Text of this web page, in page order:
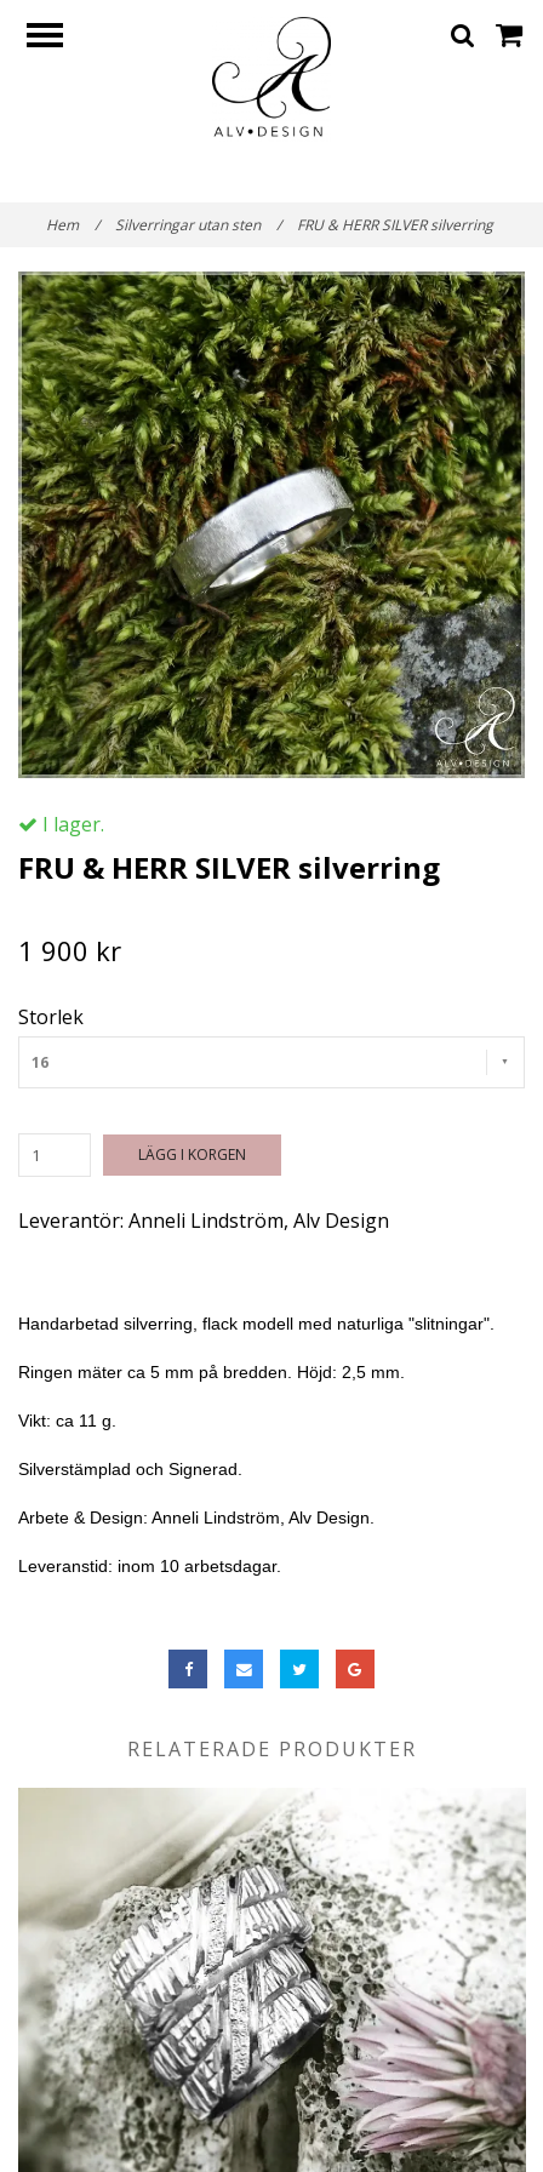
Hem / Silverringar utan sten / FRU & HERR SILVER silverring
I lager.
FRU & HERR SILVER silverring
1 900 kr
Storlek
16
LÄGG I KORGEN
Leverantör: Anneli Lindström, Alv Design
Handarbetad silverring, flack modell med naturliga "slitningar".
Ringen mäter ca 5 mm på bredden. Höjd: 2,5 mm.
Vikt: ca 11 g.
Silverstämplad och Signerad.
Arbete & Design: Anneli Lindström, Alv Design.
Leveranstid: inom 10 arbetsdagar.
RELATERADE PRODUKTER